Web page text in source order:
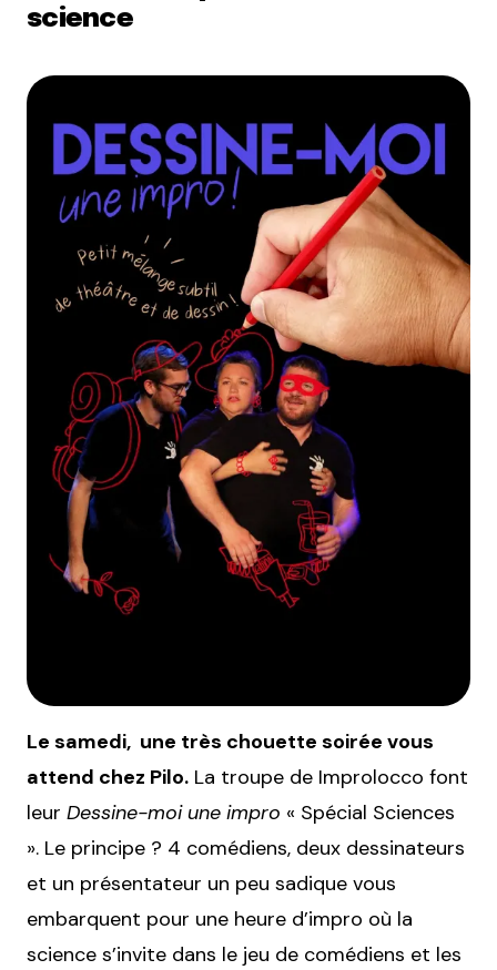
science
Le samedi, une très chouette soirée vous
attend chez Pilo. La troupe de Improlocco font
leur Dessine-moi une impro « Spécial Sciences
». Le principe ? 4 comédiens, deux dessinateurs
et un présentateur un peu sadique vous
embarquent pour une heure d’impro où la
science s’invite dans le jeu de comédiens et les